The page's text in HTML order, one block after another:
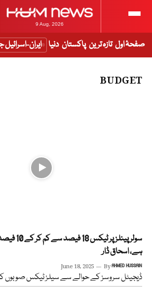
9 Aug, 2026
صفحۂ اول تازہ ترین پاکستان دنیا ایران-
BUDGET
سولر پینلز
ہے، اسحاق ڈار
June 18, 2025 ByAHMED HUSSAIN
ڈیجیٹل سروسز کے حوالے سے سیلز ٹیکس صوبوں